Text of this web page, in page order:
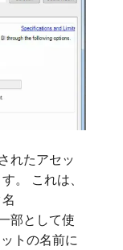
れたアセッ
。 これは、
一部として使
トの名前に